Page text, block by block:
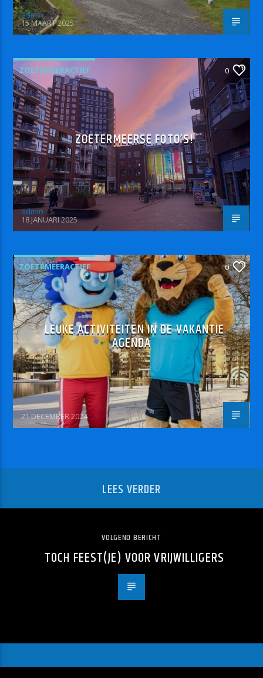
admin
15 MAART 2025
ZOETRMEERACTIEF 0
ZOETERMEERSE FOTO’S!
admin
18 JANUARI 2025
ZOETRMEERACTIEF 0
LEUKE ACTIVITEITEN IN DE VAKANTIE
AGENDA
21 DECEMBER 2024
LEES VERDER
VOLGEND BERICHT
TOCH FEEST(JE) VOOR VRIJWILLIGERS